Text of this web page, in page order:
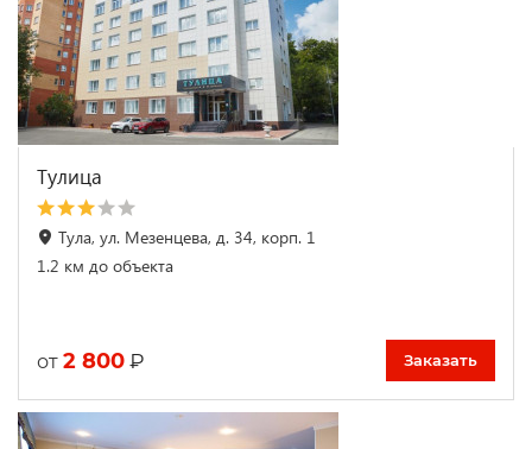
Тулица
Тула, ул. Мезенцева, д. 34, корп. 1
1.2 км до объекта
от 2 800 ₽ Заказать